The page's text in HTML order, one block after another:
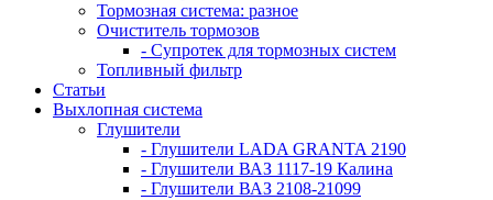
Тормозная система: разное
Очиститель тормозов
- Супротек для тормозных систем
Топливный фильтр
Статьи
Выхлопная система
Глушители
- Глушители LADA GRANTA 2190
- Глушители ВАЗ 1117-19 Калина
- Глушители ВАЗ 2108-21099